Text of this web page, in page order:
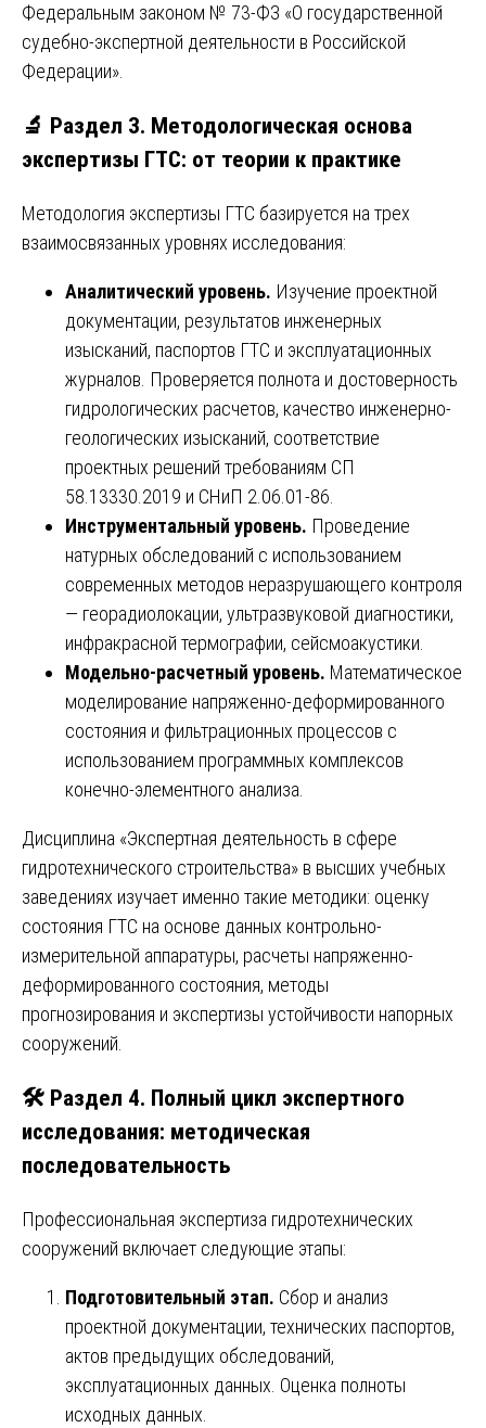
Федеральным законом № 73-ФЗ «О государственной
судебно-экспертной деятельности в Российской
Федерации».
🔬 Раздел 3. Методологическая основа
экспертизы ГТС: от теории к практике
Методология экспертизы ГТС базируется на трех
взаимосвязанных уровнях исследования:
Аналитический уровень. Изучение проектной
документации, результатов инженерных
изысканий, паспортов ГТС и эксплуатационных
журналов. Проверяется полнота и достоверность
гидрологических расчетов, качество инженерно-
геологических изысканий, соответствие
проектных решений требованиям СП
58.13330.2019 и СНиП 2.06.01-86.
Инструментальный уровень. Проведение
натурных обследований с использованием
современных методов неразрушающего контроля
— георадиолокации, ультразвуковой диагностики,
инфракрасной термографии, сейсмоакустики.
Модельно-расчетный уровень. Математическое
моделирование напряженно-деформированного
состояния и фильтрационных процессов с
использованием программных комплексов
конечно-элементного анализа.
Дисциплина «Экспертная деятельность в сфере
гидротехнического строительства» в высших учебных
заведениях изучает именно такие методики: оценку
состояния ГТС на основе данных контрольно-
измерительной аппаратуры, расчеты напряженно-
деформированного состояния, методы
прогнозирования и экспертизы устойчивости напорных
сооружений.
🛠️ Раздел 4. Полный цикл экспертного
исследования: методическая
последовательность
Профессиональная экспертиза гидротехнических
сооружений включает следующие этапы:
Подготовительный этап. Сбор и анализ
проектной документации, технических паспортов,
актов предыдущих обследований,
эксплуатационных данных. Оценка полноты
исходных данных.